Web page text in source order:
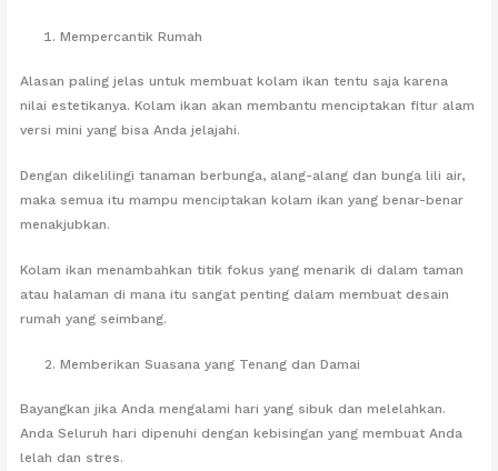
Mempercantik Rumah
Alasan paling jelas untuk membuat kolam ikan tentu saja karena
nilai estetikanya. Kolam ikan akan membantu menciptakan fitur alam
versi mini yang bisa Anda jelajahi.
Dengan dikelilingi tanaman berbunga, alang-alang dan bunga lili air,
maka semua itu mampu menciptakan kolam ikan yang benar-benar
menakjubkan.
Kolam ikan menambahkan titik fokus yang menarik di dalam taman
atau halaman di mana itu sangat penting dalam membuat desain
rumah yang seimbang.
Memberikan Suasana yang Tenang dan Damai
Bayangkan jika Anda mengalami hari yang sibuk dan melelahkan.
Anda Seluruh hari dipenuhi dengan kebisingan yang membuat Anda
lelah dan stres.